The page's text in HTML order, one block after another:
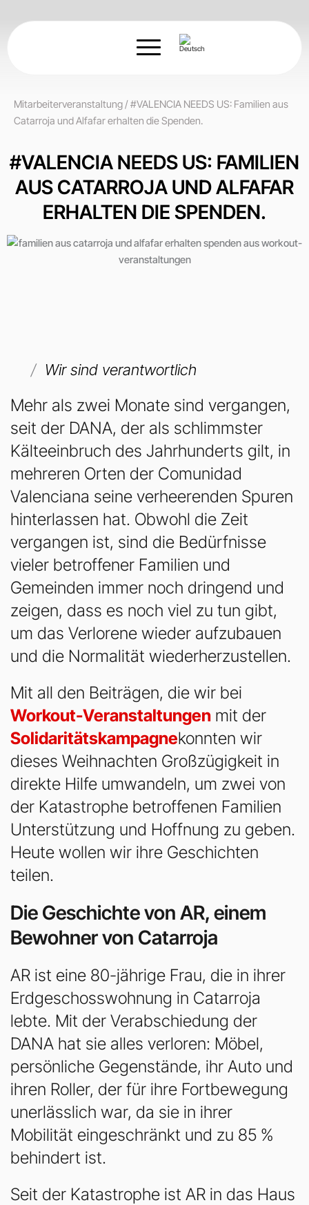
Inhalt
springen
Mitarbeiterveranstaltung/#VALENCIA NEEDS US: Familien aus
Catarroja und Alfafar erhalten die Spenden.
#VALENCIA NEEDS US: FAMILIEN
AUS CATARROJA UND ALFAFAR
ERHALTEN DIE SPENDEN.
Wir sind verantwortlich
Mehr als zwei Monate sind vergangen,
seit der DANA, der als schlimmster
Kälteeinbruch des Jahrhunderts gilt, in
mehreren Orten der Comunidad
Valenciana seine verheerenden Spuren
hinterlassen hat. Obwohl die Zeit
vergangen ist, sind die Bedürfnisse
vieler betroffener Familien und
Gemeinden immer noch dringend und
zeigen, dass es noch viel zu tun gibt,
um das Verlorene wieder aufzubauen
und die Normalität wiederherzustellen.
Mit all den Beiträgen, die wir bei
Workout-Veranstaltungen mit der
Solidaritätskampagnekonnten wir
dieses Weihnachten Großzügigkeit in
direkte Hilfe umwandeln, um zwei von
der Katastrophe betroffenen Familien
Unterstützung und Hoffnung zu geben.
Heute wollen wir ihre Geschichten
teilen.
Die Geschichte von AR, einem
Bewohner von Catarroja
AR ist eine 80-jährige Frau, die in ihrer
Erdgeschosswohnung in Catarroja
lebte. Mit der Verabschiedung der
DANA hat sie alles verloren: Möbel,
persönliche Gegenstände, ihr Auto und
ihren Roller, der für ihre Fortbewegung
unerlässlich war, da sie in ihrer
Mobilität eingeschränkt und zu 85 %
behindert ist.
Seit der Katastrophe ist AR in das Haus